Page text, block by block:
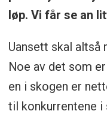
løp. Vi får se an
Uansett skal altså
Noe av det som
en i skogen er
til konkurrentene i